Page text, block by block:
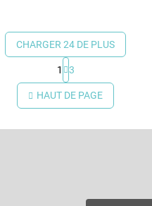
C
o
n
t
CHARGER 24 DE PLUS
1 3
HAUT DE PAGE